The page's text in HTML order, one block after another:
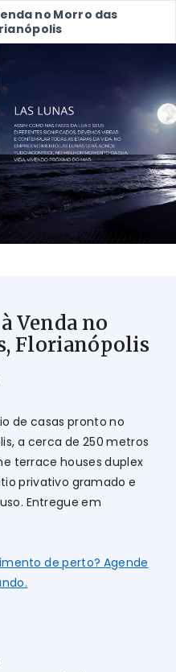
no Morro das
Venda no
Florianópolis
de casas pronto no
a cerca de 250 metros
terrace houses duplex
privativo gramado e
Entregue em
de perto? Agende